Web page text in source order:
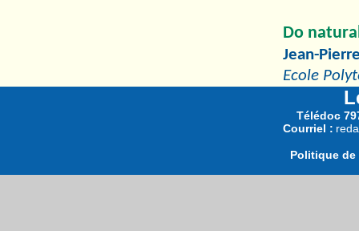
Do
Jean-
Ecole
Télédoc
Courriel :
Politique